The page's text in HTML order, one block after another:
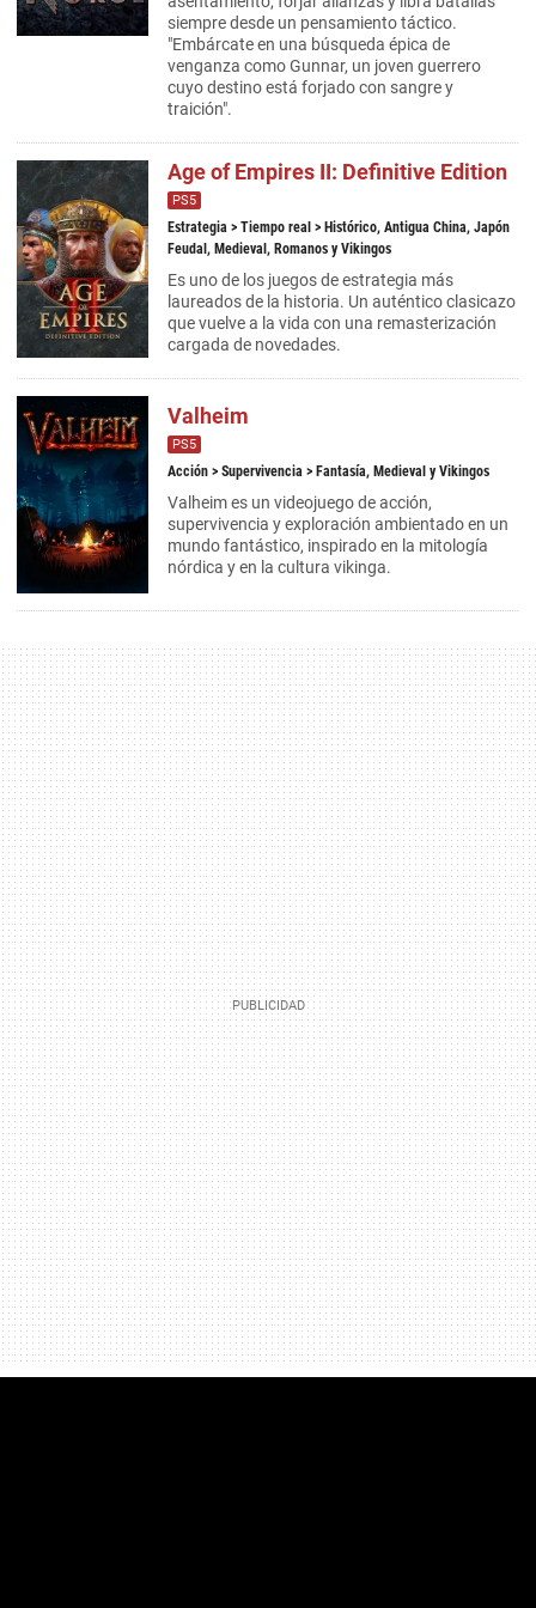
siempre desde un pensamiento táctico.
"Embárcate en una búsqueda épica de
venganza como Gunnar, un joven guerrero
cuyo destino está forjado con sangre y
traición".
Age of Empires II: Definitive Edition
PS5
Estrategia > Tiempo real > Histórico, Antigua China, Japón
Feudal, Medieval, Romanos y Vikingos
Es uno de los juegos de estrategia más
laureados de la historia. Un auténtico clasicazo
que vuelve a la vida con una remasterización
cargada de novedades.
Valheim
PS5
Acción > Supervivencia > Fantasía, Medieval y Vikingos
Valheim es un videojuego de acción,
supervivencia y exploración ambientado en un
mundo fantástico, inspirado en la mitología
nórdica y en la cultura vikinga.